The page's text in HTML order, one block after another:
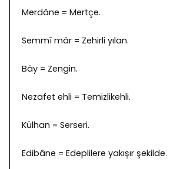
Merdâne = Mertçe.
Semmî mâr = Zehirli yılan.
Bây = Zengin.
Nezafet ehli = Temizlikehli.
Külhan = Serseri.
Edibâne = Edeplilere yakışır şekilde.